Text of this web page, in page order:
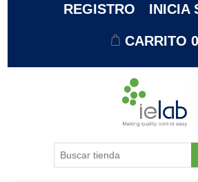
REGISTRO INICIA
CARRITO 0